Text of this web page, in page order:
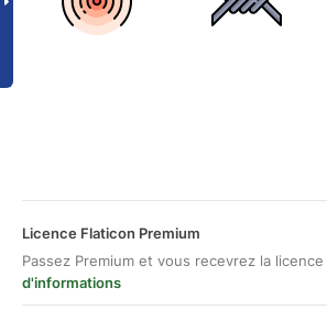
Licence Flaticon Premium
Passez Premium et vous recevrez la
d'informations